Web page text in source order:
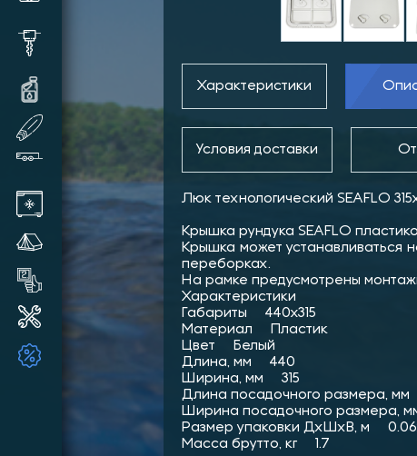
Характеристики
Условия доставки
Люк технологический SEAFLO
Крышка рундука SEAFLO
Крышка может устанавливаться
переборках.
На рамке предусмотрены
Характеристики
Габариты 440x315
Материал Пластик
Цвет Белый
Длина, мм 440
Ширина, мм 315
Длина посадочного размера,
Ширина посадочного размера,
Размер упаковки ДхШхВ, м
Масса брутто, кг 1.7
Масла и смазки для техники
SUP доски надувные
Прицепы лодочные
Автохолодильники
Летние палатки
Товары бывшие в употреблении
Ремонт и ТО ПЛМ